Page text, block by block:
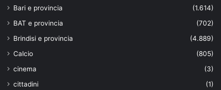
Bari e provincia
(1.614)
BAT e provincia
(702)
Brindisi e provincia
(4.889)
Calcio
(805)
cinema
(3)
cittadini
(1)